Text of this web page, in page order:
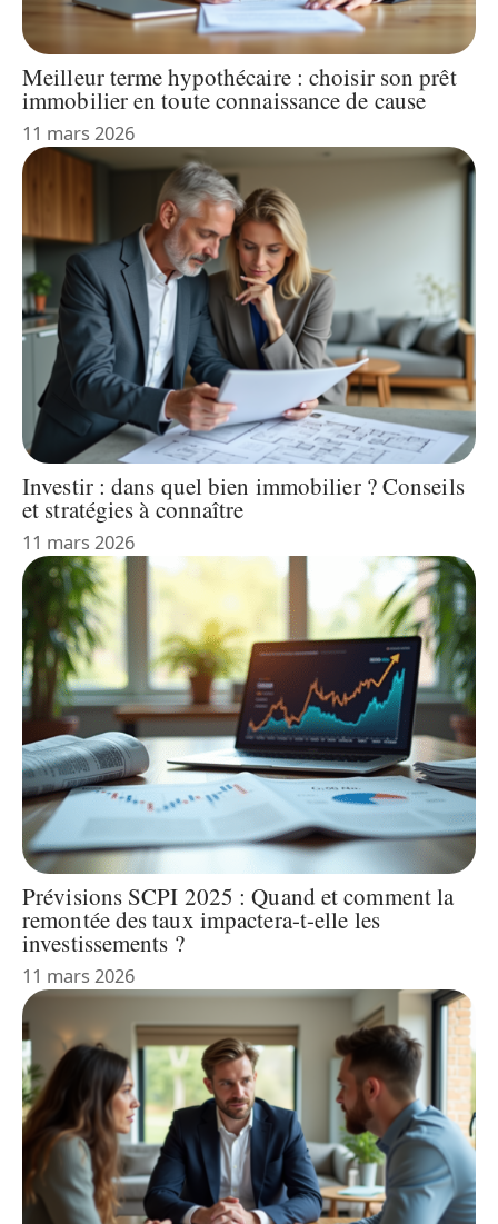
Meilleur terme hypothécaire : choisir son prêt
immobilier en toute connaissance de cause
11 mars 2026
Investir : dans quel bien immobilier ? Conseils
et stratégies à connaître
11 mars 2026
Prévisions SCPI 2025 : Quand et comment la
remontée des taux impactera-t-elle les
investissements ?
11 mars 2026